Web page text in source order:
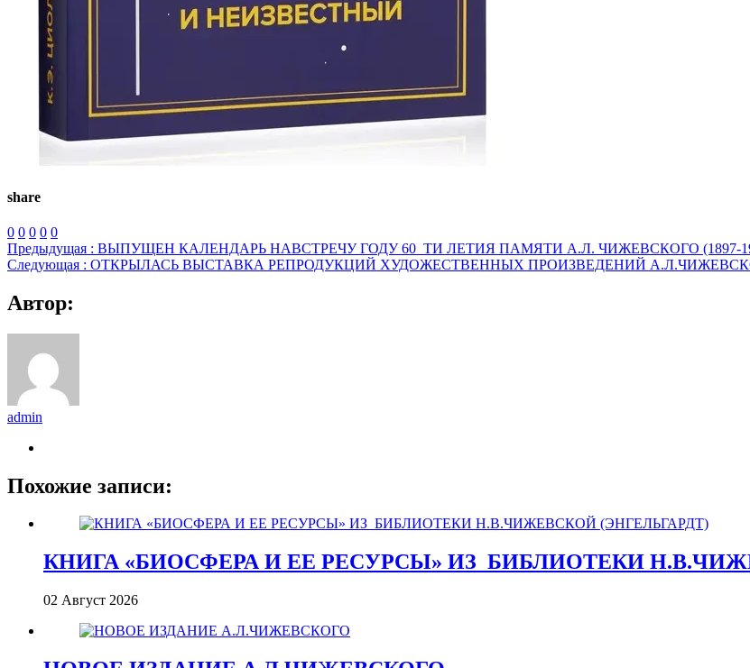
share
0 0 0 0 0
Предыдущая : ВЫПУЩЕН КАЛЕНДАРЬ НАВСТРЕЧУ ГОДУ 60_ТИ ЛЕТИЯ ПАМЯТИ А.Л. ЧИЖЕВСКОГО (1897-
Следующая : ОТКРЫЛАСЬ ВЫСТАВКА РЕПРОДУКЦИЙ ХУДОЖЕСТВЕННЫХ ПРОИЗВЕДЕНИЙ
Автор:
admin
Похожие записи:
КНИГА «БИОСФЕРА И ЕЕ РЕСУРСЫ» ИЗ_БИБЛИОТЕКИ
02 Август 2026